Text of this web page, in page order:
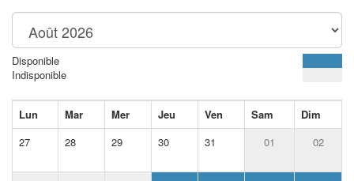
Disponible
Indisponible
Lun Mar Mer Jeu Ven Sam
Dim
27
28 29 30 31 01 02